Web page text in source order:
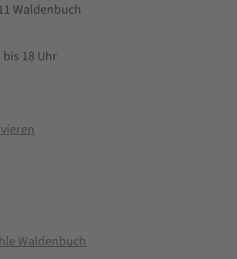
Waldenbuch
bis 18 Uhr
Waldenbuch